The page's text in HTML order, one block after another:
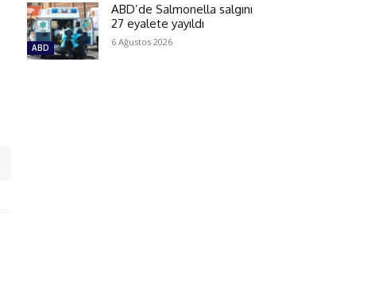
ABD
ABD’de Salmonella salgını
27 eyalete yayıldı
6 Ağustos 2026